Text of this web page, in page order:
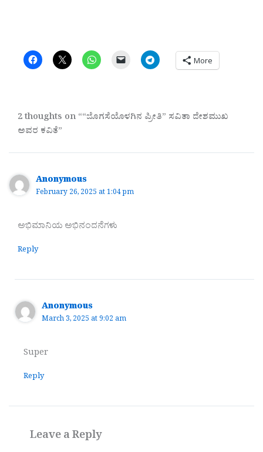
More
2 thoughts on ““ಬೊಗಸೆಯೊಳಗಿನ ಪ್ರೀತಿ” ಸವಿತಾ ದೇಶಮುಖ
ಅವರ ಕವಿತೆ”
Anonymous
February 26, 2025 at 1:04 pm
ಅಭಿಮಾನಿಯ‌‌ ಅಭಿನಂದನೆಗಳು
Reply
Anonymous
March 3, 2025 at 9:02 am
Super
Reply
Leave a Reply